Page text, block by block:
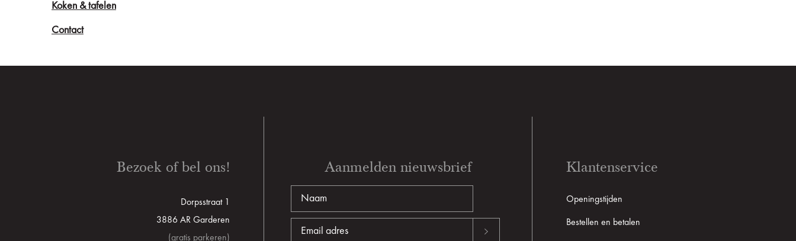
Koken & tafelen
Contact
Aanmelden nieuwsbrief
Bezoek of bel ons!
Dorpsstraat 1
3886 AR Garderen
(gratis parkeren)
Klantenservice
Openingstijden
Bestellen en betalen